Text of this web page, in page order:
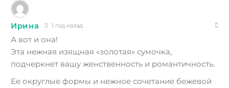
Ирина 1 год назад
А вот и она!
Эта нежная изящная «золотая» сумочка,
подчеркнет вашу женственность и романтичность.
Ее округлые формы и нежное сочетание бежевой